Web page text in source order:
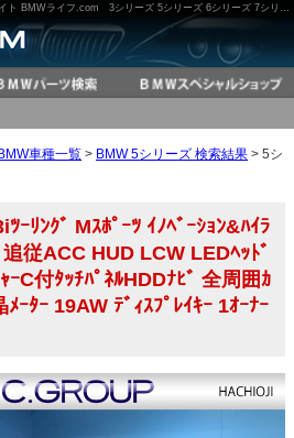
BMW 中古車・新車・パーツ・専門店検索サイト BMWライフ.com 3シリーズ 5シリーズ 6シリーズ 7シリーズ M3 M5 X3 X5 など
BMW車種一覧 > BMW 5シリーズ 検索結果 > 5シ
ｰﾘﾝｸﾞ Mｽﾎﾟｰﾂ ｲﾉﾍﾞｰｼｮﾝ&ﾊｲﾗ
従ACC HUD LCW LEDﾍｯﾄﾞ
ｰC付ﾀｯﾁﾊﾟﾈﾙHDDﾅﾋﾞ 全周囲ｶ
ｰﾀｰ 19AW ﾃﾞｨｽﾌﾟﾚｲｷｰ 1ｵｰﾅｰ